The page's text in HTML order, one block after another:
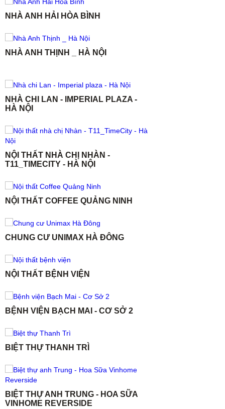
NHÀ ANH HẢI HÒA BÌNH
NHÀ ANH THỊNH _ HÀ NỘI
NHÀ CHI LAN - IMPERIAL PLAZA -
HÀ NỘI
NỘI THẤT NHÀ CHỊ NHÀN -
T11_TIMECITY - HÀ NỘI
NỘI THẤT COFFEE QUẢNG NINH
CHUNG CƯ UNIMAX HÀ ĐÔNG
NỘI THẤT BỆNH VIỆN
BỆNH VIỆN BẠCH MAI - CƠ SỞ 2
BIỆT THỰ THANH TRÌ
BIỆT THỰ ANH TRUNG - HOA SỮA
VINHOME REVERSIDE